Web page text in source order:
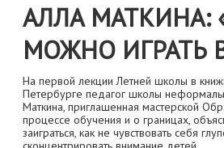
АЛЛА МАТКИНА:
МОЖНО ИГРАТЬ
На первой лекции Летней школы в
Петербурге педагог школы
Маткина, приглашенная мастерской
процессе обучения и о границах,
заиграться, как не чувствовать себя